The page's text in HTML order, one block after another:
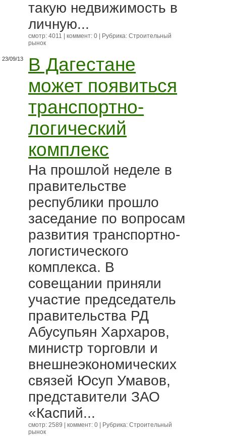
такую недвижимость в
личную...
смотр: 4011 | коммент: 0 | Рубрика: Строительный
рынок
23/09/13
В Дагестане
может появиться
транспортно-
логический
комплекс
На прошлой неделе в
правительстве
республики прошло
заседание по вопросам
развития транспортно-
логистического
комплекса. В
совещании приняли
участие председатель
правительства РД
Абусупьян Хархаров,
министр торговли и
внешнеэкономических
связей Юсуп Умавов,
представители ЗАО
«Каспий...
смотр: 2589 | коммент: 0 | Рубрика: Строительный
рынок